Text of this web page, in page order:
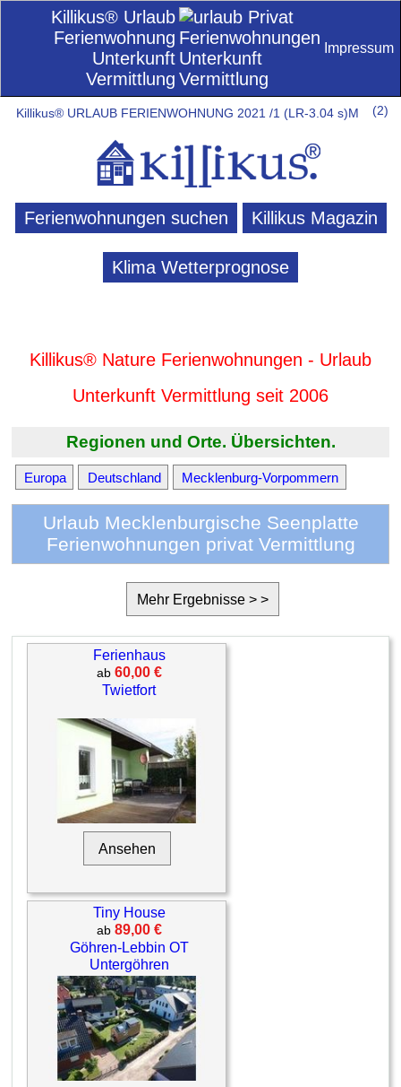
Killikus® Urlaub
Ferienwohnung
Unterkunft
Vermittlung
Impressum
(2)
Killikus® URLAUB FERIENWOHNUNG 2021 /1 (LR-3.04 s)M
Ferienwohnungen suchen Killikus Magazin
Klima Wetterprognose
Killikus® Nature Ferienwohnungen - Urlaub
Unterkunft Vermittlung seit 2006
Regionen und Orte. Übersichten.
Europa Deutschland Mecklenburg-Vorpommern
Urlaub Mecklenburgische Seenplatte
Ferienwohnungen privat Vermittlung
Mehr Ergebnisse > >
Ferienhaus
ab 60,00 €
Twietfort
Ansehen
Tiny House
ab 89,00 €
Göhren-Lebbin OT
Untergöhren